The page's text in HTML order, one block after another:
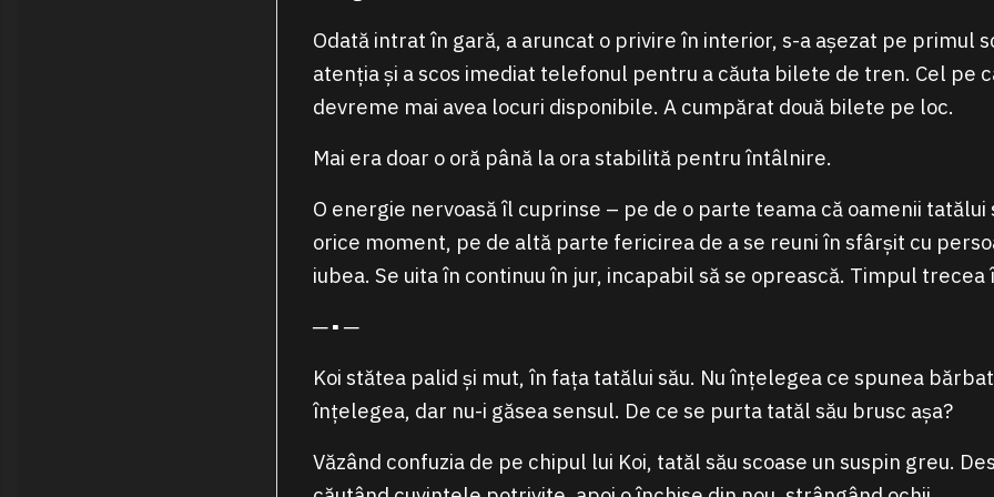
Odată intrat în gară, a aruncat o privire în interior, s-a așezat pe primul
atenția și a scos imediat telefonul pentru a căuta bilete de tren. Cel pe
devreme mai avea locuri disponibile. A cumpărat două bilete pe loc.
Mai era doar o oră până la ora stabilită pentru întâlnire.
O energie nervoasă îl cuprinse – pe de o parte teama că oamenii tatălui
orice moment, pe de altă parte fericirea de a se reuni în sfârșit cu
iubea. Se uita în continuu în jur, incapabil să se oprească. Timpul trecea
─ ▪ ─
Koi stătea palid și mut, în fața tatălui său. Nu înțelegea ce spunea
înțelegea, dar nu-i găsea sensul. De ce se purta tatăl său brusc așa?
Văzând confuzia de pe chipul lui Koi, tatăl său scoase un suspin greu.